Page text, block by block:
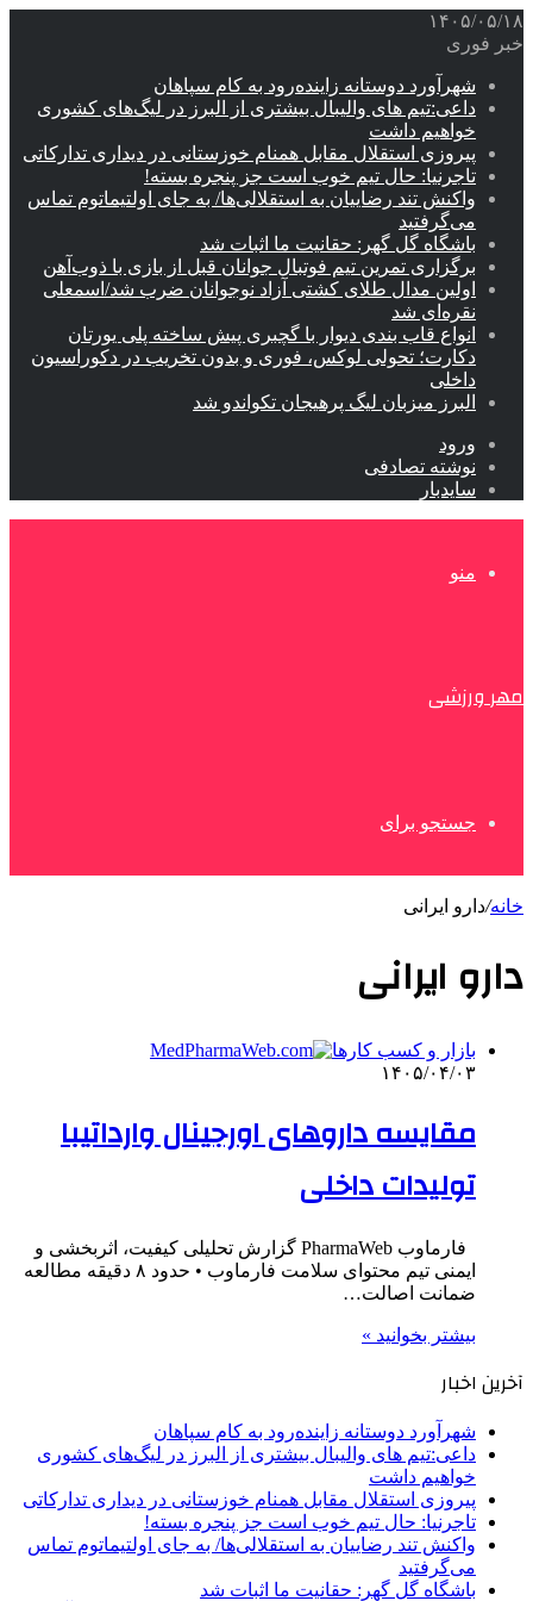
۱۴۰۵/۰۵/۱۸
خبر فوری
شهرآورد دوستانه زاینده‌رود به کام سپاهان
داعی:تیم های والیبال بیشتری از البرز در لیگ‌های کشوری
خواهیم داشت
پیروزی استقلال مقابل همنام خوزستانی در دیداری تدارکاتی
تاجرنیا: حال تیم خوب است جز پنجره بسته!
واکنش تند رضاییان به استقلالی‌ها/ به جای اولتیماتوم تماس
می‌گرفتید
باشگاه گل گهر: حقانیت ما اثبات شد
برگزاری تمرین تیم فوتبال جوانان قبل از بازی با ذوب‌آهن
اولین مدال طلای کشتی آزاد نوجوانان ضرب شد/اسمعلی
نقره‌ای شد
انواع قاب بندی دیوار با گچبری پیش ساخته پلی یورتان
دکارت؛ تحولی لوکس، فوری و بدون تخریب در دکوراسیون
داخلی
البرز میزبان لیگ پرهیجان تکواندو شد
ورود
نوشته تصادفی
سایدبار
منو
مهر ورزشی
جستجو برای
خانه/دارو ایرانی
دارو ایرانی
بازار و کسب کارها
۱۴۰۵/۰۴/۰۳
مقایسه داروهای اورجینال وارداتیبا
تولیدات داخلی
فارماوب PharmaWeb گزارش تحلیلی کیفیت، اثربخشی و
ایمنی تیم محتوای سلامت فارماوب • حدود ۸ دقیقه مطالعه
ضمانت اصالت…
بیشتر بخوانید »
آخرین اخبار
شهرآورد دوستانه زاینده‌رود به کام سپاهان
داعی:تیم های والیبال بیشتری از البرز در لیگ‌های کشوری
خواهیم داشت
پیروزی استقلال مقابل همنام خوزستانی در دیداری تدارکاتی
تاجرنیا: حال تیم خوب است جز پنجره بسته!
واکنش تند رضاییان به استقلالی‌ها/ به جای اولتیماتوم تماس
می‌گرفتید
باشگاه گل گهر: حقانیت ما اثبات شد